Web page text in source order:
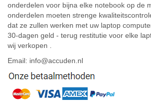
onderdelen voor bijna elke notebook op de
onderdelen moeten strenge
dat ze zullen werken met uw laptop
30-dagen geld - terug restitutie voor elke
wij verkopen .
Email: info@accuden.nl